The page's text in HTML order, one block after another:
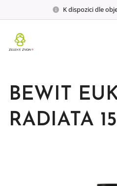
K dispozici dle
BEWIT
RADIATA